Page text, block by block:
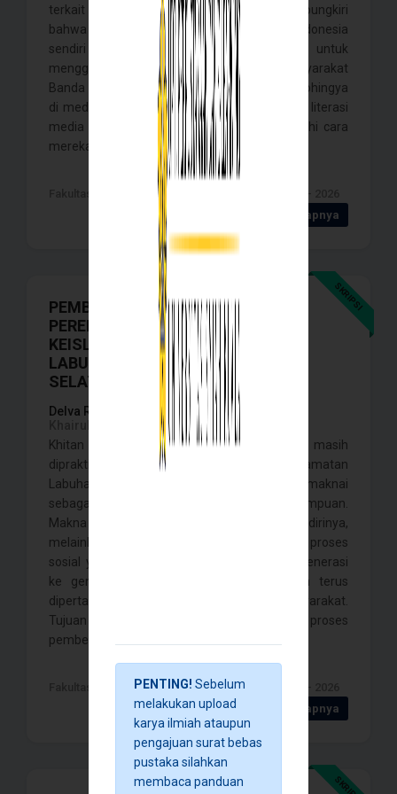
PENTING! Sebelum
melakukan upload
karya ilmiah ataupun
pengajuan surat bebas
pustaka silahkan
membaca panduan
terkait etnis Rohingya. Namun tak dapat dipungkiri
bahwa penyebaran informasi negatif di Indonesia
sendiri cukup tinggi. Penelitian ini bertujuan untuk
menggambarkan bagaimana resepsi masyarakat
Banda Aceh terhadap narasi negatif etnis Rohingya
di media sosial, sekaligus melihat bagaimana literasi
media yang dimiliki masyarakat memengaruhi cara
mereka memaknai narasi . . . .
Fakultas Ilmu Sosial dan ilmu Politik , Banda Aceh - 2026
Detail Selengkapnya
SKRIPSI
PEMBENTUKAN MAKNA KHITANAN
PEREMPUAN SEBAGAI TANDA
KEISLAMAN DI KECAMATAN
LABUHANHAJI KABUPATEN ACEH
SELATAN
Delva Rahmah Safitri,
Yuva Ayuning Anjar,
Khairulyadi, Fadlan Barakah,
Khitan perempuan sampai dengan saat ini masih
dipraktikkan oleh masyarakat di Kecamatan
Labuhanhaji, Kabupaten Aceh Selatan dan dimaknai
sebagai tanda keislaman seorang perempuan.
Makna tersebut tidak lahir dengan sendirinya,
melainkan dibentuk oleh masyarakat melalui proses
sosial yang diwariskan turun-temurun dari generasi
ke generasi sehingga khitanan perempuan terus
dipertahankan dalam kehidupan bermasyarakat.
Tujuan penelitian ini adalah untuk mengetahui proses
pembentukan makna khitanan se . . . .
Fakultas Ilmu Sosial dan ilmu Politik , Banda Aceh - 2026
Detail Selengkapnya